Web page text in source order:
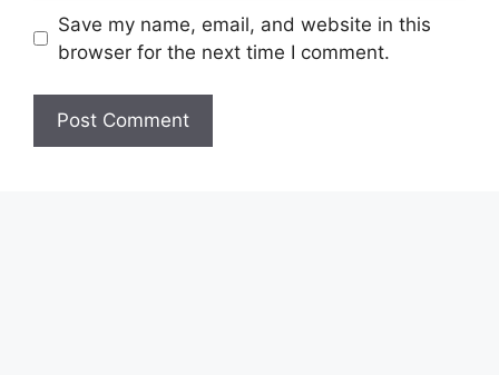
Save my name, email, and website in this
browser for the next time I comment.